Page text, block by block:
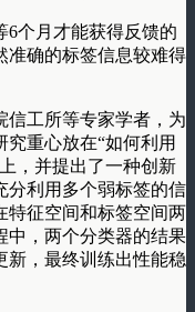
6个月才能获得反馈的
准确的标签信息较难得
信工所等专家学者，为
重心放在“如何利用
，并提出了一种创新
分利用多个弱标签的信
特征空间和标签空间两
中，两个分类器的结果
新，最终训练出性能稳